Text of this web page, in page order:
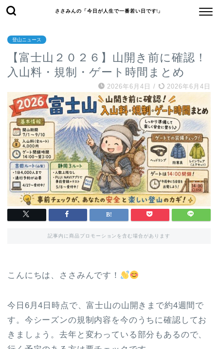
ささみんの「今日が人生で一番若い日です!」
登山ニュース
【富士山２０２６】山開き前に確認！
入山料・規制・ゲート時間まとめ
2026年6月4日 / 2026年6月4日
記事内に商品プロモーションを含む場合があります
こんにちは、ささみんです！
今日6月4日時点で、富士山の山開きまで約4週間で
す。今シーズンの規制内容を今のうちに確認してお
きましょう。去年と変わっている部分もあるので、